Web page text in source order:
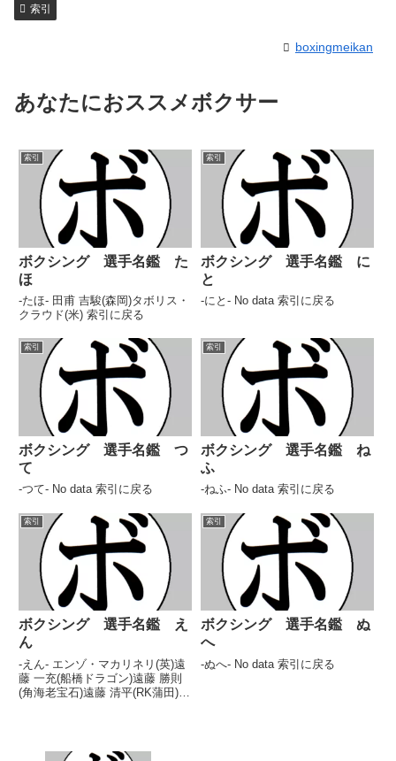
索引
boxingmeikan
あなたにおススメボクサー
索引
ボクシング 選手名鑑 た
ほ
-たほ- 田甫 吉駿(森岡)タボリス・
クラウド(米) 索引に戻る
索引
ボクシング 選手名鑑 に
と
-にと- No data 索引に戻る
索引
ボクシング 選手名鑑 つ
て
-つて- No data 索引に戻る
索引
ボクシング 選手名鑑 ね
ふ
-ねふ- No data 索引に戻る
索引
ボクシング 選手名鑑 え
ん
-えん- エンゾ・マカリネリ(英)遠
藤 一充(船橋ドラゴン)遠藤 勝則
(角海老宝石)遠藤 清平(RK蒲田)遠
(ジャパンS)遠藤 昭二...
索引
ボクシング 選手名鑑 ぬ
へ
-ぬへ- No data 索引に戻る